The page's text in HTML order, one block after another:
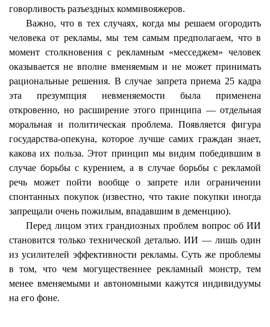
говорливость разъездных коммивояжеров.
Важно, что в тех случаях, когда мы решаем огородить
человека от рекламы, мы тем самым предполагаем, что в
момент столкновения с рекламным «месседжем» человек
оказывается не вполне вменяемым и не может принимать
рациональные решения. В случае запрета приема 25 кадра
эта презумпция невменяемости была применена
откровенно, но расширение этого принципа — отдельная
моральная и политическая проблема. Появляется фигура
государства-опекуна, которое лучше самих граждан знает,
какова их польза. Этот принцип мы видим победившим в
случае борьбы с курением, а в случае борьбы с рекламой
речь может пойти вообще о запрете или ограничении
спонтанных покупок (известно, что такие покупки иногда
запрещали очень пожилым, впадавшим в деменцию).
Перед лицом этих грандиозных проблем вопрос об ИИ
становится только технической деталью. ИИ — лишь один
из усилителей эффективности рекламы. Суть же проблемы
в том, что чем могущественнее рекламный монстр, тем
менее вменяемыми и автономными кажутся индивидуумы
на его фоне.